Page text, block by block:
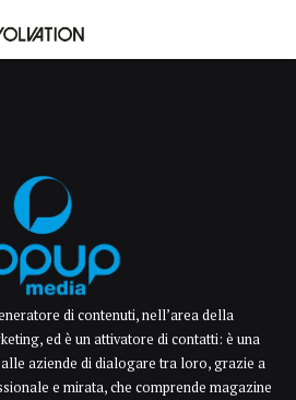
di contenuti, nell’area della
ed è un attivatore di contatti: è una
aziende di dialogare tra loro, grazie a
e mirata, che comprende magazine